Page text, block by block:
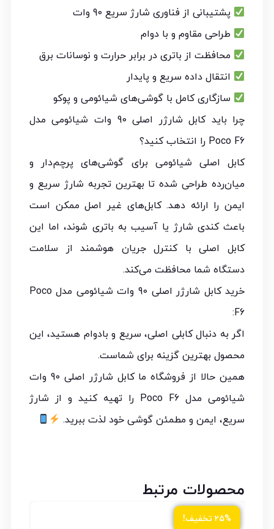
پشتیبانی از فناوری شارژ سریع 90 وات
طراحی مقاوم و با دوام
محافظت از باتری در برابر حرارت و نوسانات برق
انتقال داده سریع و پایدار
سازگاری کامل با گوشی‌های شیائومی و پوکو
چرا باید کابل شارژر اصلی 90 وات شیائومی مدل
Poco F6 را انتخاب کنید؟
کابل اصلی شیائومی برای گوشی‌های پرچم‌دار و
میان‌رده طراحی شده تا بهترین تجربه شارژ سریع و
ایمن را ارائه دهد. کابل‌های غیر اصل ممکن است
باعث کندی شارژ یا آسیب به باتری شوند، اما این
کابل اصلی با کنترل جریان هوشمند از سلامت
دستگاه شما محافظت می‌کند.
خرید کابل شارژر اصلی 90 وات شیائومی مدل Poco
F6:
اگر به دنبال کابلی اصلی، سریع و بادوام هستید، این
محصول بهترین گزینه برای شماست.
همین حالا از فروشگاه ما کابل شارژر اصلی 90 وات
شیائومی مدل Poco F6 را تهیه کنید و از شارژ
سریع، ایمن و مطمئن گوشی خود لذت ببرید.
محصولات مرتبط
۲۵% تخفیف!